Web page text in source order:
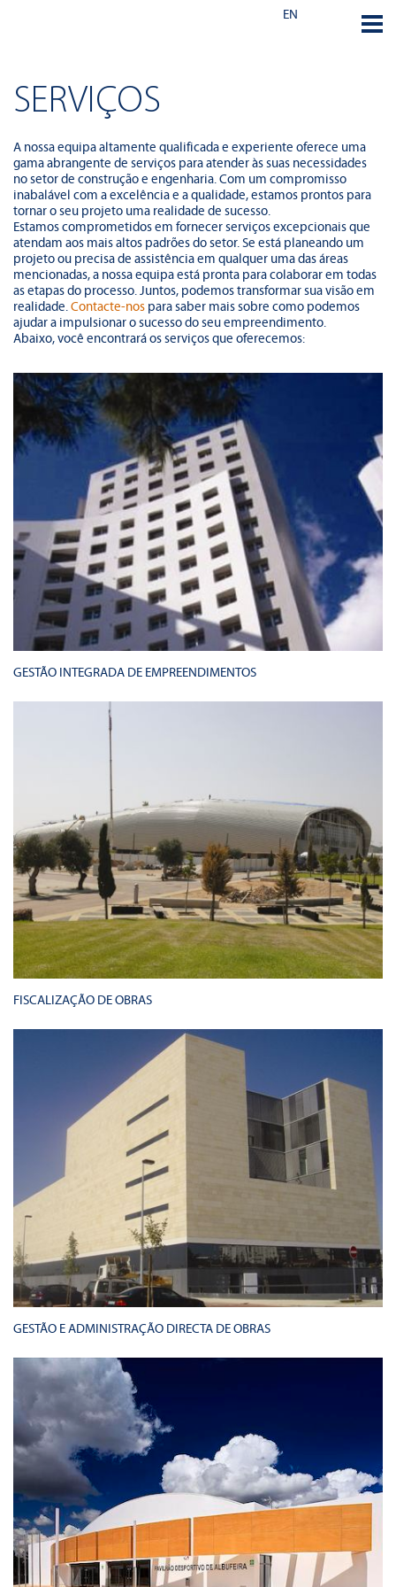
EN
SERVIÇOS
A nossa equipa altamente qualificada e experiente oferece uma
gama abrangente de serviços para atender às suas necessidades
no setor de construção e engenharia. Com um compromisso
inabalável com a excelência e a qualidade, estamos prontos para
tornar o seu projeto uma realidade de sucesso.
Estamos comprometidos em fornecer serviços excepcionais que
atendam aos mais altos padrões do setor. Se está planeando um
projeto ou precisa de assistência em qualquer uma das áreas
mencionadas, a nossa equipa está pronta para colaborar em todas
as etapas do processo. Juntos, podemos transformar sua visão em
realidade.Contacte-nos para saber mais sobre como podemos
ajudar a impulsionar o sucesso do seu empreendimento.
Abaixo, você encontrará os serviços que oferecemos:
GESTÃO INTEGRADA DE EMPREENDIMENTOS
FISCALIZAÇÃO DE OBRAS
GESTÃO E ADMINISTRAÇÃO DIRECTA DE OBRAS